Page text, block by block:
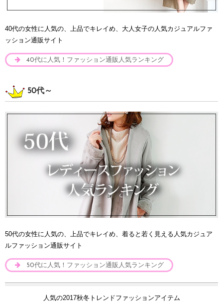
40代の女性に人気の、上品でキレイめ、大人女子の人気カジュアルファ
ッション通販サイト
40代に人気！ファッション通販人気ランキング
50代～
50代の女性に人気の、上品でキレイめ、着ると若く見える人気カジュア
ルファッション通販サイト
50代に人気！ファッション通販人気ランキング
人気の2017秋冬トレンドファッションアイテム